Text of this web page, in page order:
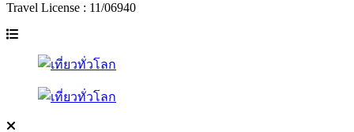
Travel License : 11/06940